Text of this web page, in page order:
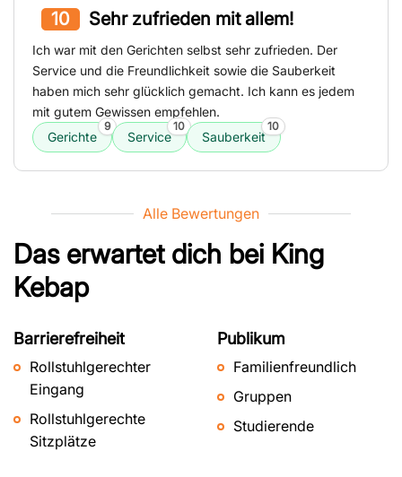
10 Sehr zufrieden mit allem!
Ich war mit den Gerichten selbst sehr zufrieden. Der
Service und die Freundlichkeit sowie die Sauberkeit
haben mich sehr glücklich gemacht. Ich kann es jedem
mit gutem Gewissen empfehlen.
Gerichte
9
Service
10
Sauberkeit
10
Alle Bewertungen
Das erwartet dich bei King
Kebap
Barrierefreiheit
Rollstuhlgerechter
Eingang
Rollstuhlgerechte
Sitzplätze
Publikum
Familienfreundlich
Gruppen
Studierende